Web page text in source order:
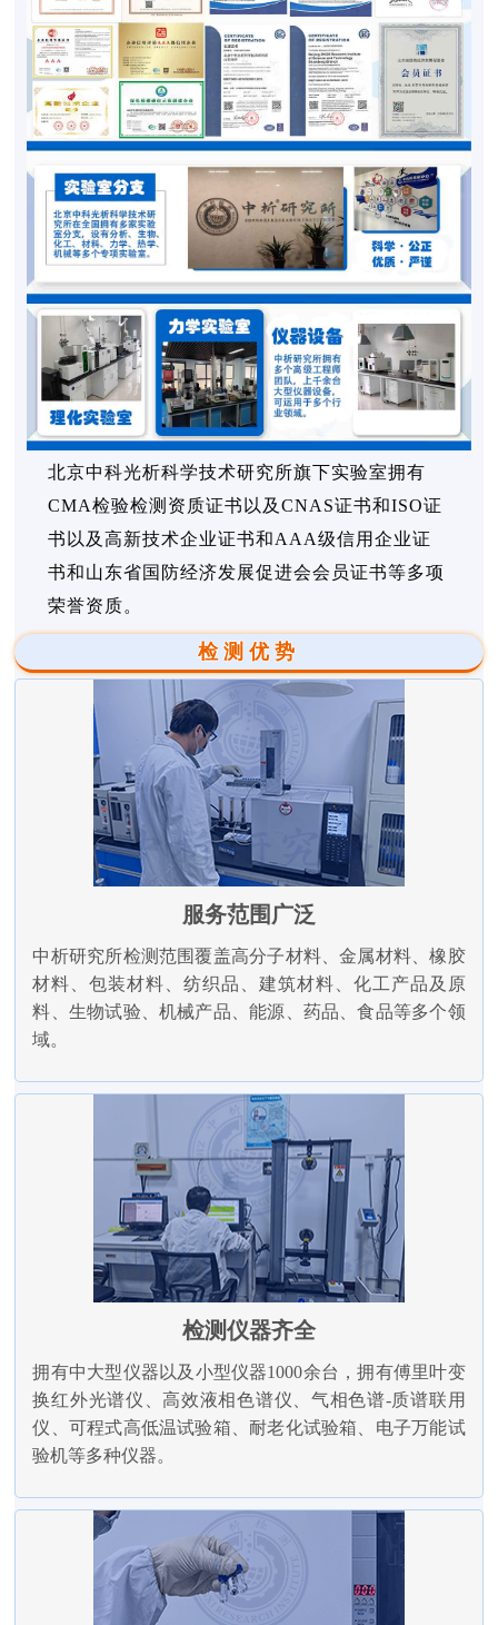
北京中科光析科学技术研究所旗下实验室拥有
CMA检验检测资质证书以及CNAS证书和ISO证
书以及高新技术企业证书和AAA级信用企业证
书和山东省国防经济发展促进会会员证书等多项
荣誉资质。
检测优势
服务范围广泛
中析研究所检测范围覆盖高分子材料、金属材料、橡胶
材料、包装材料、纺织品、建筑材料、化工产品及原
料、生物试验、机械产品、能源、药品、食品等多个领
域。
检测仪器齐全
拥有中大型仪器以及小型仪器1000余台，拥有傅里叶变
换红外光谱仪、高效液相色谱仪、气相色谱-质谱联用
仪、可程式高低温试验箱、耐老化试验箱、电子万能试
验机等多种仪器。